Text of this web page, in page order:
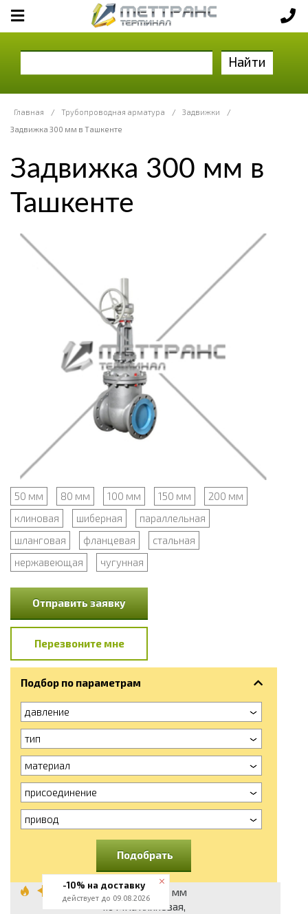
Найти
Главная / Трубопроводная арматура / Задвижки
/
Задвижка 300 мм в Ташкенте
Задвижка 300 мм в
Ташкенте
50 мм 80 мм 100 мм 150 мм
200 мм
клиновая
шиберная
параллельная
шланговая
фланцевая
стальная
нержавеющая
чугунная
Отправить заявку
Перезвоните мне
Подбор по параметрам
давление
тип
материал
присоединение
привод
Подобрать
Задвижка 300 мм
1.6 МПа клиновая,
-10% на доставку
действует до 09.08.2026